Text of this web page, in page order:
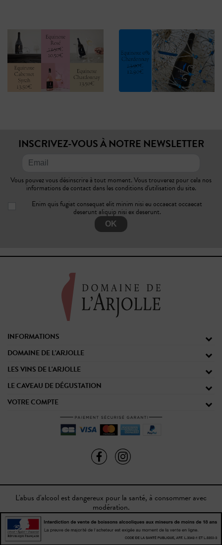
INSCRIVEZ-VOUS À NOTRE NEWSLETTER
Vous pouvez vous désinscrire à tout moment. Vous trouverez pour cela nos
informations de contact dans les conditions d'utilisation du site.
Enim quis fugiat consequat elit minim nisi eu occaecat occaecat
deserunt aliquip nisi ex deserunt.
OK
INFORMATIONS
DOMAINE DE L'ARJOLLE
LES VINS DE L'ARJOLLE
LE CAVEAU DE DÉGUSTATION
VOTRE COMPTE
L'abus d'alcool est dangereux pour la santé, à consommer avec
modération.